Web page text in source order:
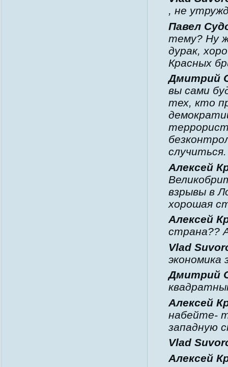
, не
Павел
тему? Ну
дурак,
Красных
Дмитрий
вы сами
тех, кто
случиться.
Алексей
взрывы в
хорошая
Алексей
страна??
Vlad
экономика
Дмитрий
Алексей
набейте-
западную
Vlad
Алексей